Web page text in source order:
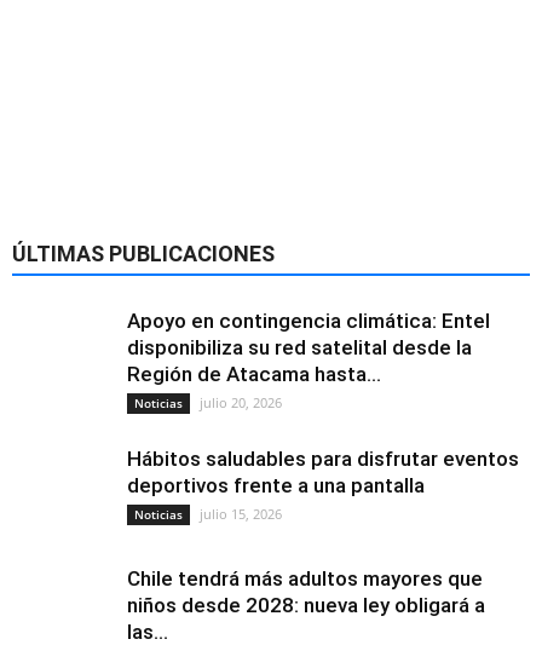
ÚLTIMAS PUBLICACIONES
Apoyo en contingencia climática: Entel
disponibiliza su red satelital desde la
Región de Atacama hasta...
Noticias julio 20, 2026
Hábitos saludables para disfrutar eventos
deportivos frente a una pantalla
Noticias julio 15, 2026
Chile tendrá más adultos mayores que
niños desde 2028: nueva ley obligará a
las...